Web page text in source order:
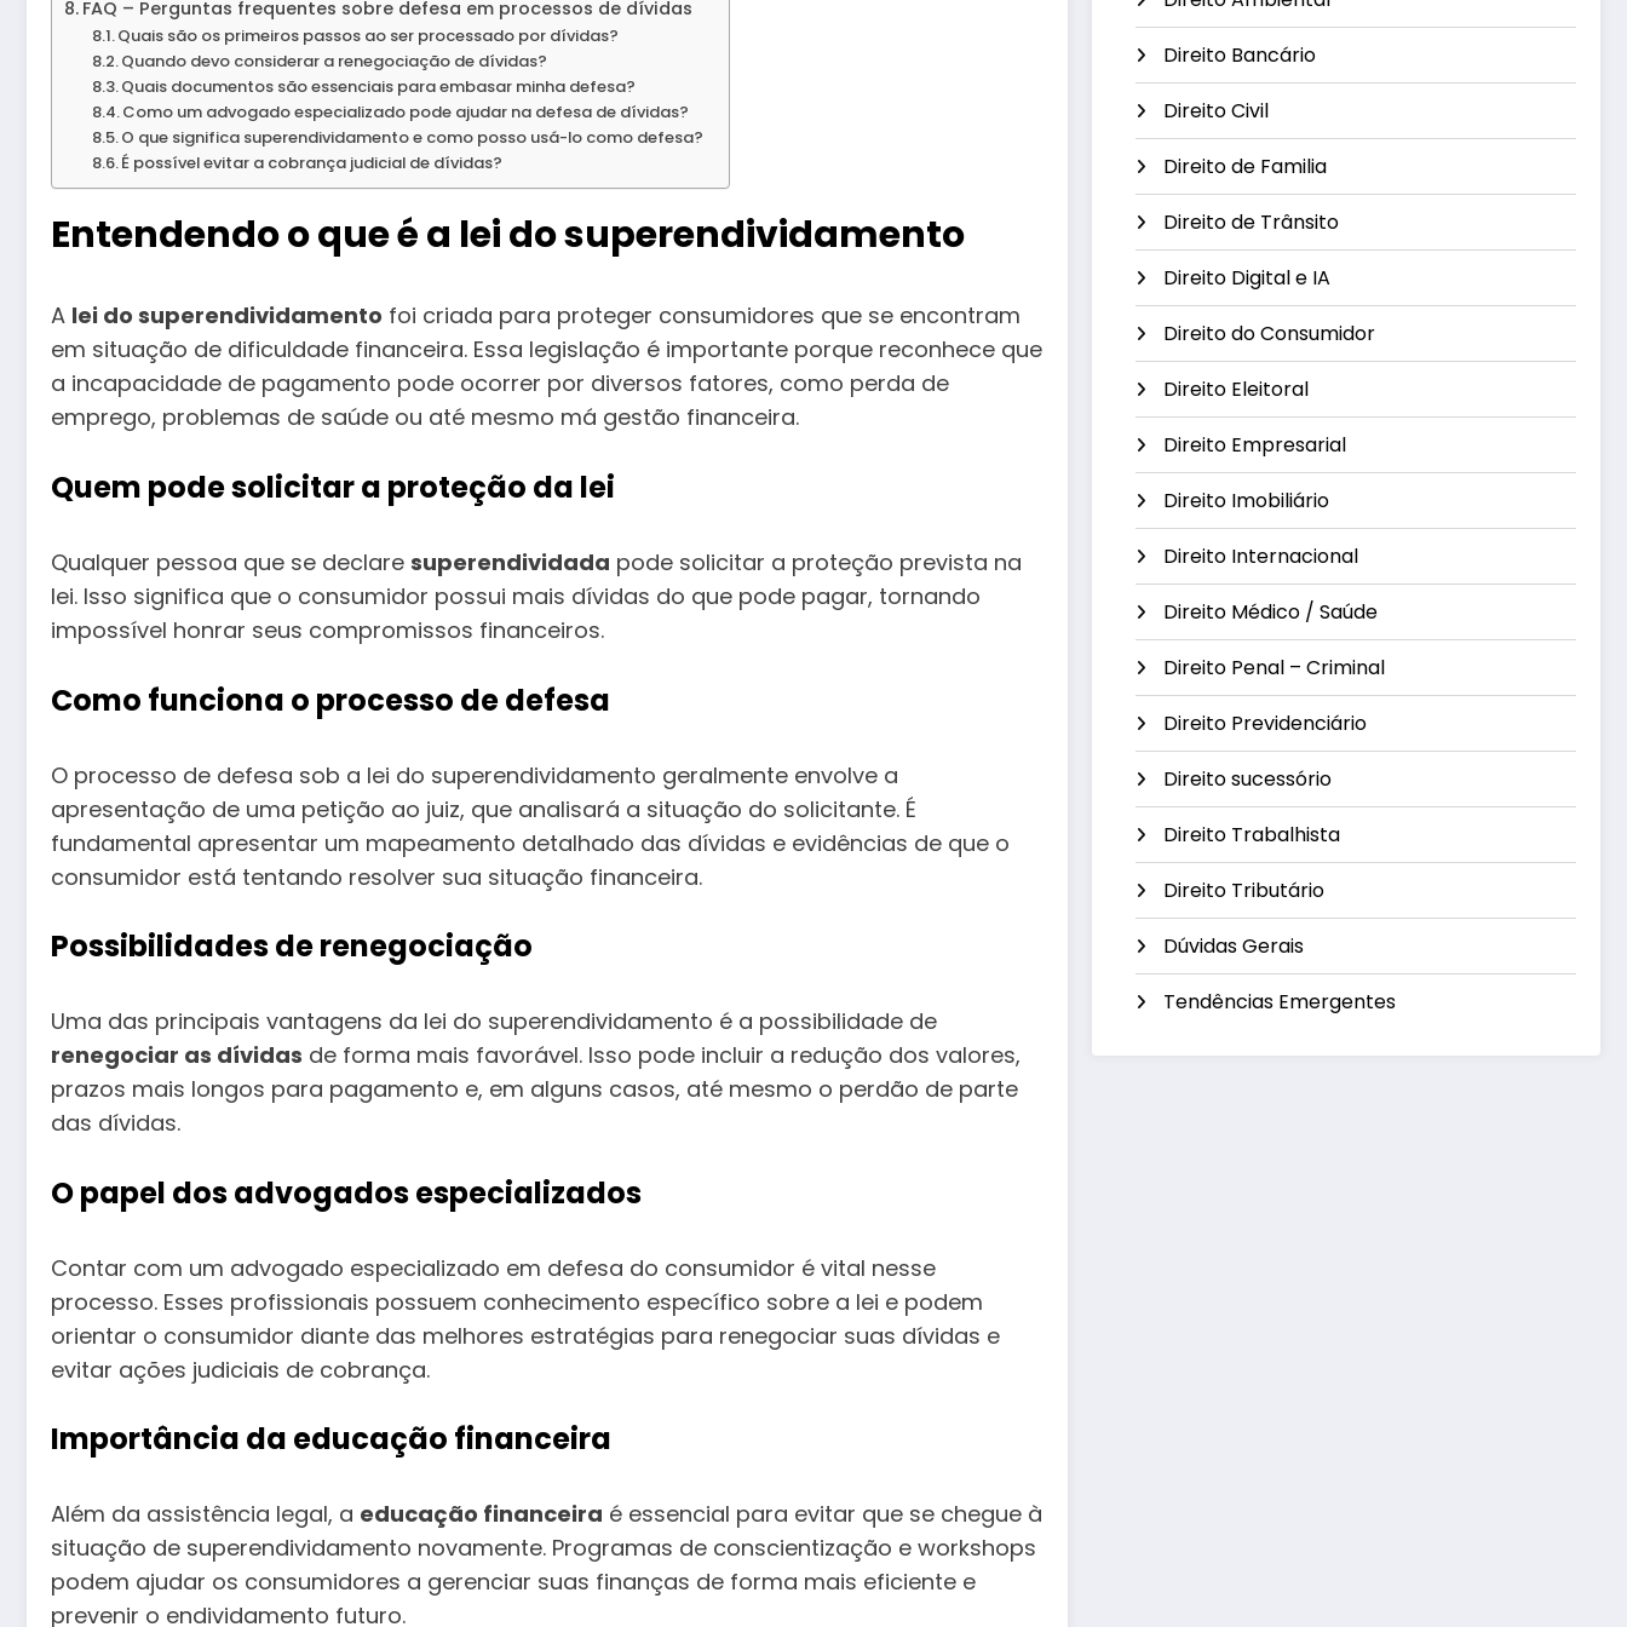
FAQ – Perguntas frequentes sobre defesa em processos de dívidas
Quais são os primeiros passos ao ser processado por dívidas?
Quando devo considerar a renegociação de dívidas?
Quais documentos são essenciais para embasar minha defesa?
Como um advogado especializado pode ajudar na defesa de dívidas?
O que significa superendividamento e como posso usá-lo como defesa?
É possível evitar a cobrança judicial de dívidas?
Entendendo o que é a lei do superendividamento
A lei do superendividamento foi criada para proteger consumidores que se encontram
em situação de dificuldade financeira. Essa legislação é importante porque reconhece que
a incapacidade de pagamento pode ocorrer por diversos fatores, como perda de
emprego, problemas de saúde ou até mesmo má gestão financeira.
Quem pode solicitar a proteção da lei
Qualquer pessoa que se declare superendividada pode solicitar a proteção prevista na
lei. Isso significa que o consumidor possui mais dívidas do que pode pagar, tornando
impossível honrar seus compromissos financeiros.
Como funciona o processo de defesa
O processo de defesa sob a lei do superendividamento geralmente envolve a
apresentação de uma petição ao juiz, que analisará a situação do solicitante. É
fundamental apresentar um mapeamento detalhado das dívidas e evidências de que o
consumidor está tentando resolver sua situação financeira.
Possibilidades de renegociação
Uma das principais vantagens da lei do superendividamento é a possibilidade de
renegociar as dívidas de forma mais favorável. Isso pode incluir a redução dos valores,
prazos mais longos para pagamento e, em alguns casos, até mesmo o perdão de parte
das dívidas.
O papel dos advogados especializados
Contar com um advogado especializado em defesa do consumidor é vital nesse
processo. Esses profissionais possuem conhecimento específico sobre a lei e podem
orientar o consumidor diante das melhores estratégias para renegociar suas dívidas e
evitar ações judiciais de cobrança.
Importância da educação financeira
Além da assistência legal, a educação financeira é essencial para evitar que se chegue à
situação de superendividamento novamente. Programas de conscientização e workshops
podem ajudar os consumidores a gerenciar suas finanças de forma mais eficiente e
prevenir o endividamento futuro.
Direito Bancário
Direito Civil
Direito de Familia
Direito de Trânsito
Direito Digital e IA
Direito do Consumidor
Direito Eleitoral
Direito Empresarial
Direito Imobiliário
Direito Internacional
Direito Médico / Saúde
Direito Penal – Criminal
Direito Previdenciário
Direito sucessório
Direito Trabalhista
Direito Tributário
Dúvidas Gerais
Tendências Emergentes